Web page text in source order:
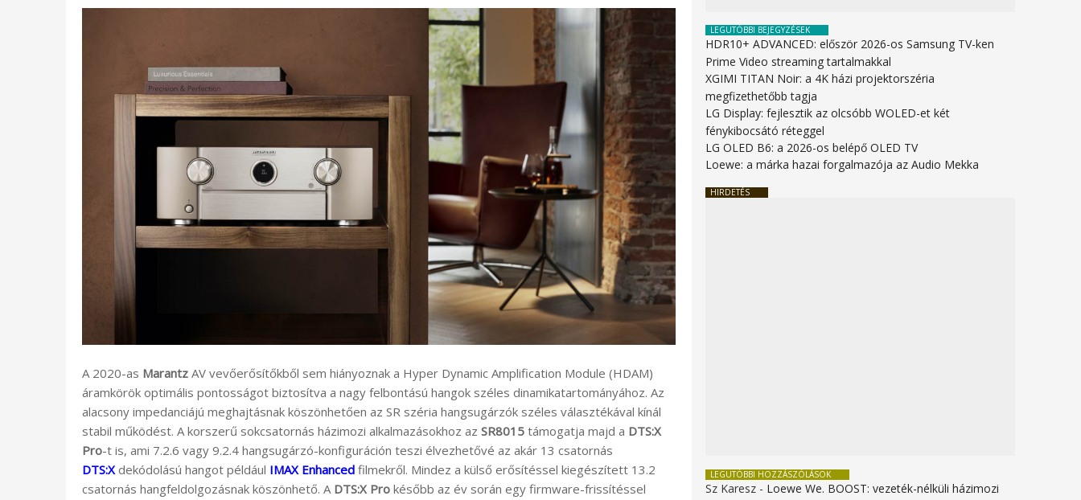
A 2020-as Marantz AV vevőerősítőkből sem hiányoznak a Hyper Dynamic Amplification Module (HDAM)
áramkörök optimális pontosságot biztosítva a nagy felbontású hangok széles dinamikatartományához. Az
alacsony impedanciájú meghajtásnak köszönhetően az SR széria hangsugárzók széles választékával kínál
stabil működést. A korszerű sokcsatornás házimozi alkalmazásokhoz az SR8015 támogatja majd a DTS:X
Pro-t is, ami 7.2.6 vagy 9.2.4 hangsugárzó-konfiguráción teszi élvezhetővé az akár 13 csatornás
DTS:X dekódolású hangot például IMAX Enhanced filmekről. Mindez a külső erősítéssel kiegészített 13.2
csatornás hangfeldolgozásnak köszönhető. A DTS:X Pro később az év során egy firmware-frissítéssel
LEGUTÓBBI BEJEGYZÉSEK
HDR10+ ADVANCED: először 2026-os Samsung TV-ken
Prime Video streaming tartalmakkal
XGIMI TITAN Noir: a 4K házi projektorszéria
megfizethetőbb tagja
LG Display: fejlesztik az olcsóbb WOLED-et két
fénykibocsátó réteggel
LG OLED B6: a 2026-os belépő OLED TV
Loewe: a márka hazai forgalmazója az Audio Mekka
HIRDETÉS
LEGUTÓBBI HOZZÁSZÓLÁSOK
Sz Karesz - Loewe We. BOOST: vezeték-nélküli házimozi